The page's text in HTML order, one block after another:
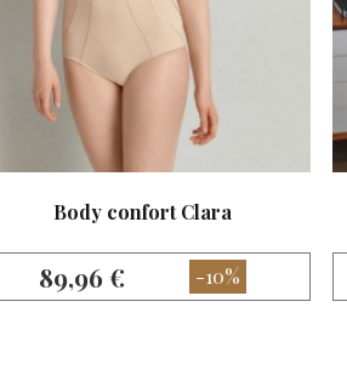
Body confort Clara
89,96 € -10%